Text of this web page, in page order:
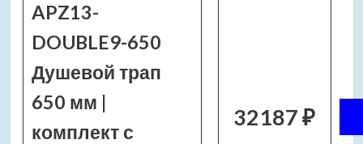
APZ13-
DOUBLE9-650
Душевой трап
650 мм |
комплект с
32187 ₽